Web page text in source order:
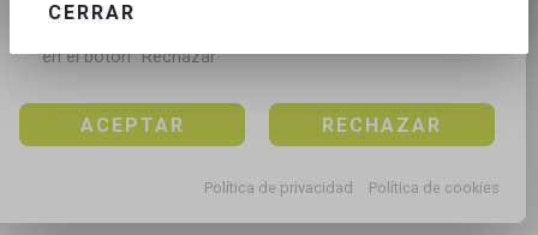
Puedes aceptar todas las cookies pulsando en el
en el botón “Rechazar”
ACEPTAR RECHAZAR
Política de privacidad Política de cookies
CERRAR